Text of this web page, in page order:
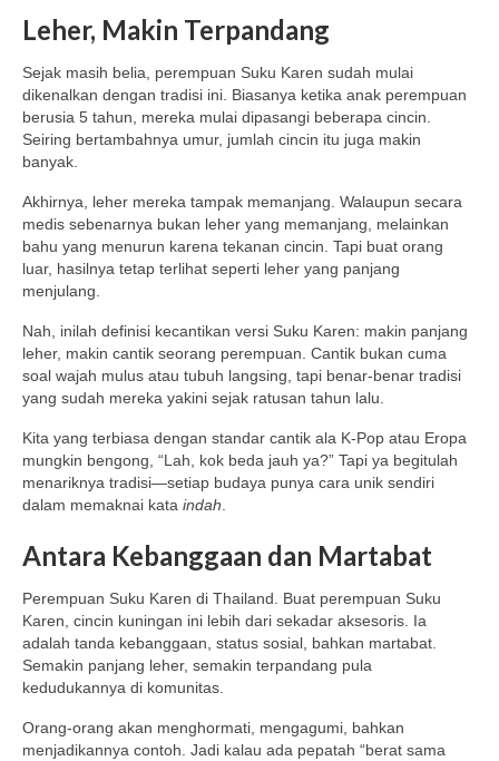
Leher, Makin Terpandang
Sejak masih belia, perempuan Suku Karen sudah mulai
dikenalkan dengan tradisi ini. Biasanya ketika anak perempuan
berusia 5 tahun, mereka mulai dipasangi beberapa cincin.
Seiring bertambahnya umur, jumlah cincin itu juga makin
banyak.
Akhirnya, leher mereka tampak memanjang. Walaupun secara
medis sebenarnya bukan leher yang memanjang, melainkan
bahu yang menurun karena tekanan cincin. Tapi buat orang
luar, hasilnya tetap terlihat seperti leher yang panjang
menjulang.
Nah, inilah definisi kecantikan versi Suku Karen: makin panjang
leher, makin cantik seorang perempuan. Cantik bukan cuma
soal wajah mulus atau tubuh langsing, tapi benar-benar tradisi
yang sudah mereka yakini sejak ratusan tahun lalu.
Kita yang terbiasa dengan standar cantik ala K-Pop atau Eropa
mungkin bengong, “Lah, kok beda jauh ya?” Tapi ya begitulah
menariknya tradisi—setiap budaya punya cara unik sendiri
dalam memaknai kata indah.
Antara Kebanggaan dan Martabat
Perempuan Suku Karen di Thailand. Buat perempuan Suku
Karen, cincin kuningan ini lebih dari sekadar aksesoris. Ia
adalah tanda kebanggaan, status sosial, bahkan martabat.
Semakin panjang leher, semakin terpandang pula
kedudukannya di komunitas.
Orang-orang akan menghormati, mengagumi, bahkan
menjadikannya contoh. Jadi kalau ada pepatah “berat sama